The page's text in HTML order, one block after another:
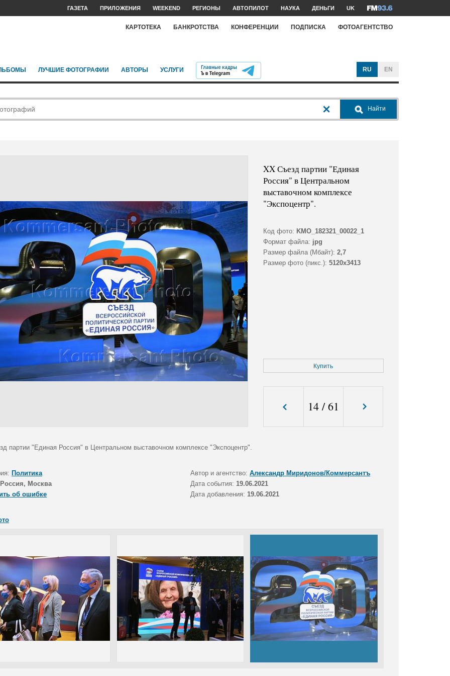
ГАЗЕТА ПРИЛОЖЕНИЯ WEEKEND РЕГИОНЫ АВТОПИЛОТ НАУКА ДЕНЬГИ UK
КАРТОТЕКА БАНКРОТСТВА КОНФЕРЕНЦИИ ПОДПИСКА ФОТОАГЕНТСТВО
ЛУЧШИЕ ФОТОГРАФИИ АВТОРЫ УСЛУГИ RU EN
Найти
XX Съезд партии "Единая
Россия" в Центральном
выставочном комплексе
"Экспоцентр".
Код фото: KMO_182321_00022_1
Формат файла: jpg
Размер файла (Мбайт): 2,7
Размер фото (пикс.): 5120x3413
Купить
14/61
партии "Единая Россия" в Центральном выставочном комплексе "Экспоцентр".
Политика Автор и агентство: Александр Миридонов/Коммерсантъ
Россия, Москва Дата события: 19.06.2021
об ошибке
Дата добавления: 19.06.2021